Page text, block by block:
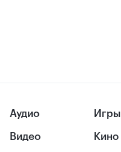
Аудио
Видео
Игры
Кино